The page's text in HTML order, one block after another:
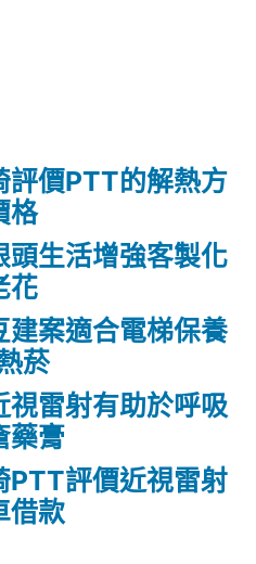
評價PTT的解熱方
格
頭生活增強客製化
花
建案適合電梯保養
菸
視雷射有助於呼吸
藥膏
PTT評價近視雷射
借款